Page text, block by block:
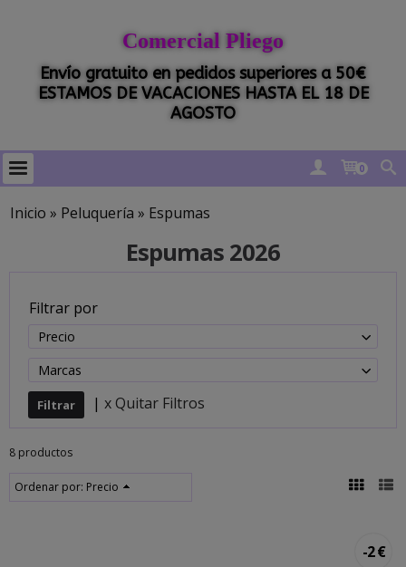
Comercial Pliego
Envío gratuito en pedidos superiores a 50€
ESTAMOS DE VACACIONES HASTA EL 18 DE
AGOSTO
0
Inicio » Peluquería » Espumas
Espumas 2026
Filtrar por
Precio
Marcas
| x Quitar Filtros
8 productos
Ordenar por: Precio
-2 €